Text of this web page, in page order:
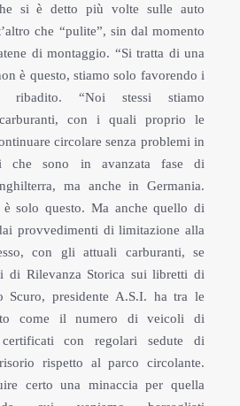
si è detto più volte sulle auto
che “pulite”, sin dal momento
di montaggio. “Si tratta di una
è questo, stiamo solo favorendo i
ribadito. “Noi stessi stiamo
con i quali proprio le
circolare senza problemi in
che sono in avanzata fase di
ma anche in Germania.
solo questo. Ma anche quello di
provvedimenti di limitazione alla
con gli attuali carburanti, se
di Rilevanza Storica sui libretti di
Scuro, presidente A.S.I. ha tra le
come il numero di veicoli di
con regolari sedute di
rispetto al parco circolante.
certo una minaccia per quella